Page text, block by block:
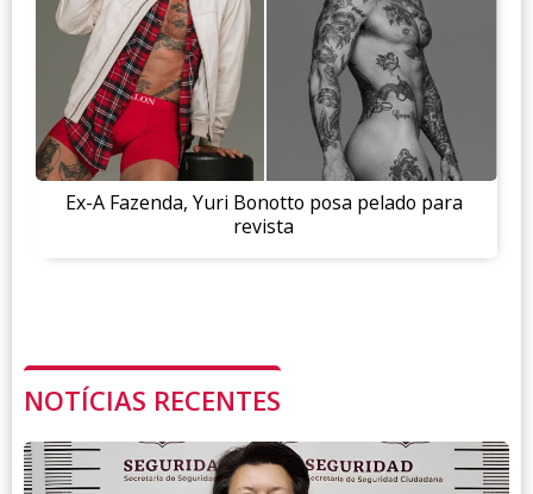
Ex-A Fazenda, Yuri Bonotto posa pelado para
revista
NOTÍCIAS RECENTES